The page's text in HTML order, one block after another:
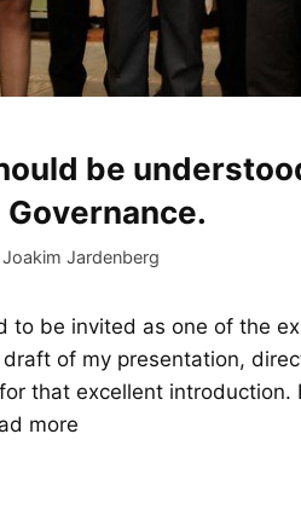
be
Governance.
Joakim Jardenberg
to be invited as one of the
of my presentation,
that excellent introduction.
more